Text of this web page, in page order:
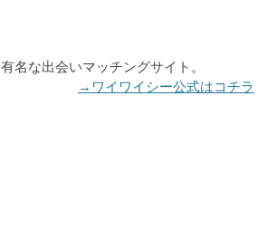
有名な出会いマッチングサイト。
→ワイワイシー公式はコチラ